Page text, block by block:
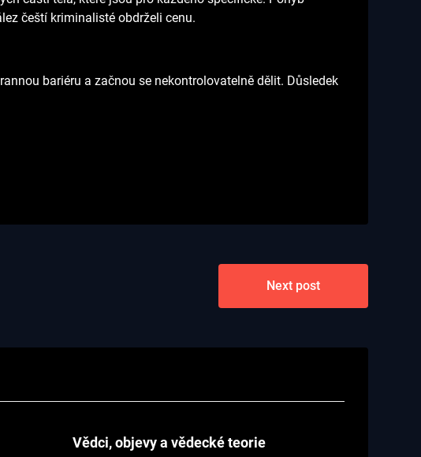
čeští kriminalisté obdrželi cenu.
bariéru a začnou se nekontrolovatelně dělit. Důsledek
Next post
Vědci, objevy a vědecké teorie